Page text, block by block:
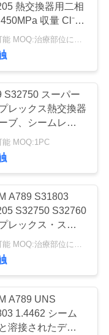
ス鋼
鋼
39
ーブ
熱交換器用二相
収量 Cl⁻
交渉可能 MOQ:治療部位により異なります
S32750 スーパー
レックス熱交換器
ブ、シームレスお
体化焼きなまし、
試験/静水圧試験
能 MOQ:1PC
A789 S31803
S32750 S32760
レックス・スチー
ームレス・チュー
ーパー・デュプレ
・チューブ 熱交
交渉可能 MOQ:治療部位により異なります
A789 UNS
1.4462 シーム
溶接されたデュプ